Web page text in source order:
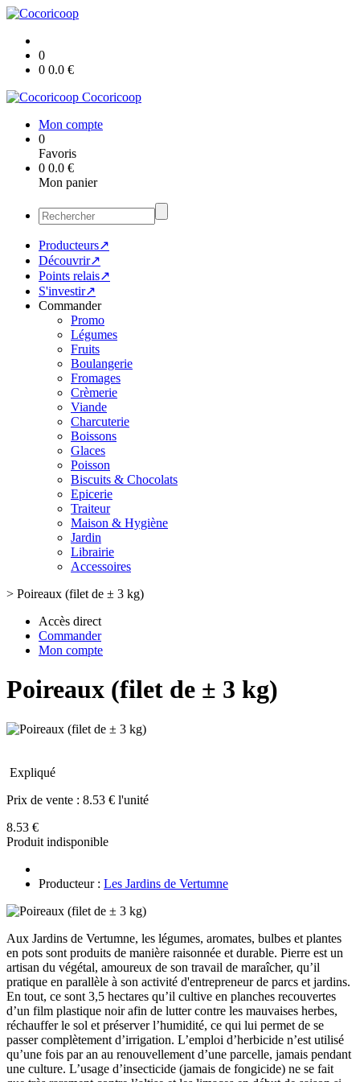
0
0 0.0 €
Cocoricoop
Mon compte
0
Favoris
0 0.0 €
Mon panier
Producteurs↗
Découvrir↗
Points relais↗
S'investir↗
Commander
Promo
Légumes
Fruits
Boulangerie
Fromages
Crèmerie
Viande
Charcuterie
Boissons
Glaces
Poisson
Biscuits & Chocolats
Epicerie
Traiteur
Maison & Hygiène
Jardin
Librairie
Accessoires
> Poireaux (filet de ± 3 kg)
Accès direct
Commander
Mon compte
Poireaux (filet de ± 3 kg)
Expliqué
Prix de vente : 8.53 € l'unité
8.53 €
Produit indisponible
Producteur : Les Jardins de Vertumne
Aux Jardins de Vertumne, les légumes, aromates, bulbes et plantes
en pots sont produits de manière raisonnée et durable. Pierre est un
artisan du végétal, amoureux de son travail de maraîcher, qu’il
pratique en parallèle à son activité d'entrepreneur de parcs et jardins.
En tout, ce sont 3,5 hectares qu’il cultive en planches recouvertes
d’un film plastique noir afin de lutter contre les mauvaises herbes,
réchauffer le sol et préserver l’humidité, ce qui lui permet de se
passer complètement d’irrigation. L’emploi d’herbicide n’est utilisé
qu’une fois par an au renouvellement d’une parcelle, jamais pendant
une culture. L’usage d’insecticide (jamais de fongicide) ne se fait